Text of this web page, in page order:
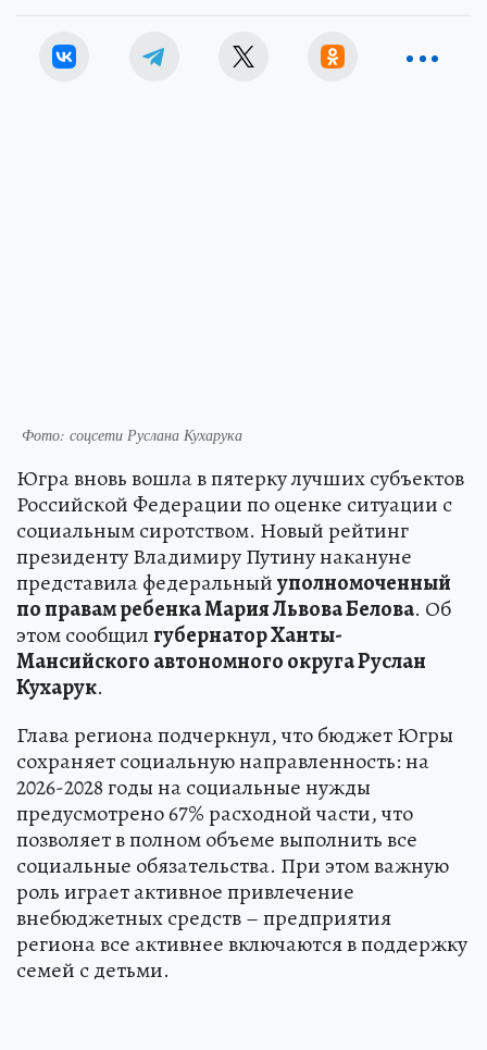
Фото: соцсети Руслана Кухарука
Югра вновь вошла в пятерку лучших субъектов
Российской Федерации по оценке ситуации с
социальным сиротством. Новый рейтинг
президенту Владимиру Путину накануне
представила федеральныйуполномоченный
по правам ребенка Мария Львова Белова. Об
этом сообщилгубернатор Ханты-
Мансийского автономного округа Руслан
Кухарук.
Глава региона подчеркнул, что бюджет Югры
сохраняет социальную направленность: на
2026-2028 годы на социальные нужды
предусмотрено 67% расходной части, что
позволяет в полном объеме выполнить все
социальные обязательства. При этом важную
роль играет активное привлечение
внебюджетных средств – предприятия
региона все активнее включаются в поддержку
семей с детьми.